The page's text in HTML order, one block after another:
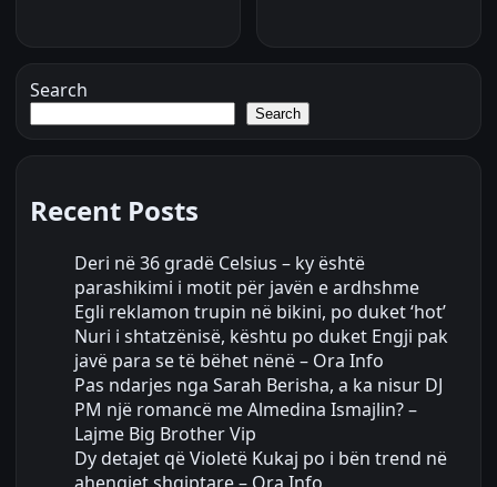
Search
Search
Recent Posts
Deri në 36 gradë Celsius – ky është
parashikimi i motit për javën e ardhshme
Egli reklamon trupin në bikini, po duket ‘hot’
Nuri i shtatzënisë, kështu po duket Engji pak
javë para se të bëhet nënë – Ora Info
Pas ndarjes nga Sarah Berisha, a ka nisur DJ
PM një romancë me Almedina Ismajlin? –
Lajme Big Brother Vip
Dy detajet që Violetë Kukaj po i bën trend në